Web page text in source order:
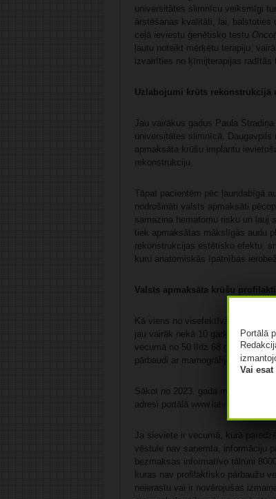
universitātes slimnīcu veiksmīgi
ārstēšanas kvalitāti, lai, balstoties
ceļā ieviestu ģenētisko testu
ļautu noteikt mērķētu terapiju,
izvairīties no ķīmijterapijas radītās
Uzlabojumi krūts rekonstrukcijā
Jau vairākus gadus Paula
universitātes slimnīcā,
apmaksāta krūšu implantu
rekonstrukciju.
Tāpat pacientēm pēc ļaundabīgā
nodrošināti valsts apmaksāti
samazina hematomu risku un ļauj
tiek apmaksātas mākslīgās audu
rekonstrukcijas estētisko efektu,
kuru anatomiskās īpatnības
Valsts apmaksāta krūšu
Kā viens no visefektīvākajiem
jau vairāk nekā 10 gadus Latvijā
vecumā no 50 līdz 68 gadu
pārbaudi ar mamogrāfijas metodi.
Sākot no 2023. gada maija,
adresi portālā www.latvija.lv
Ja sieviete ir vecumā, kurā
vēstule nav saņemta, informāciju
bezmaksas informatīvo tālruni
kuras nav profilaktisko pārbaužu
neierastu vai ir novērojušas
Portālā
Vai